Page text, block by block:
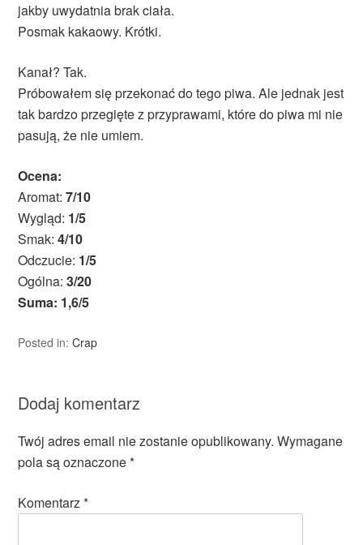
jakby uwydatnia brak ciała.
Posmak kakaowy. Krótki.
Kanał? Tak.
Próbowałem się przekonać do tego piwa. Ale jednak jest
tak bardzo przegięte z przyprawami, które do piwa mi nie
pasują, że nie umiem.
Ocena:
Aromat:7/10
Wygląd: 1/5
Smak:4/10
Odczucie: 1/5
Ogólna:3/20
Suma: 1,6/5
Posted in:Crap
Dodaj komentarz
Twój adres email nie zostanie opublikowany. Wymagane
pola są oznaczone*
Komentarz*